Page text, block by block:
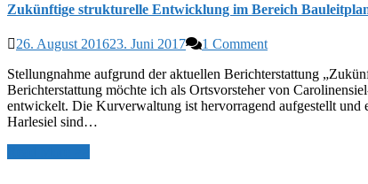
Zukünftige strukturelle Entwicklung im Bereich
26. August 201623. Juni 2017
1 Comment
Stellungnahme aufgrund der aktuellen Berichterstattung
Berichterstattung möchte ich als Ortsvorsteher von
entwickelt. Die Kurverwaltung ist hervorragend aufgestellt
Harlesiel sind…